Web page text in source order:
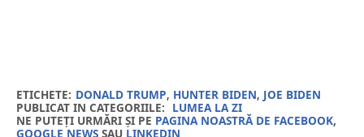
ETICHETE: DONALD TRUMP, HUNTER BIDEN, JOE BIDEN
PUBLICAT IN CATEGORIILE: LUMEA LA ZI
NE PUTEȚI URMĂRI ȘI PE PAGINA NOASTRĂ DE FACEBOOK,
GOOGLE NEWSSAU LINKEDIN